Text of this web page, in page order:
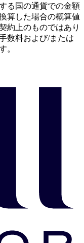
る国の通貨での金額
算した場合の概算値
約上のものではあり
数料および/または
。